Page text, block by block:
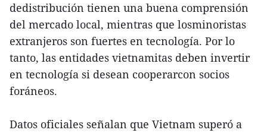
dedistribución tienen una buena comprensión
del mercado local, mientras que losminoristas
extranjeros son fuertes en tecnología. Por lo
tanto, las entidades vietnamitas deben invertir
en tecnología si desean cooperarcon socios
foráneos.
Datos oficiales señalan que Vietnam superó a